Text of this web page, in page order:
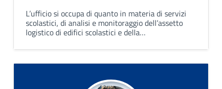
L’ufficio si occupa di quanto in materia di servizi
scolastici, di analisi e monitoraggio dell’assetto
logistico di edifici scolastici e della
promozione di iniziative culturali ed educative.